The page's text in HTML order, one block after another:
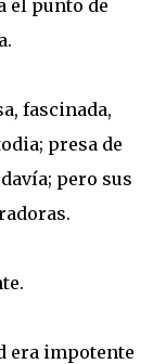
el punto de
fascinada,
presa de
pero sus
era impotente